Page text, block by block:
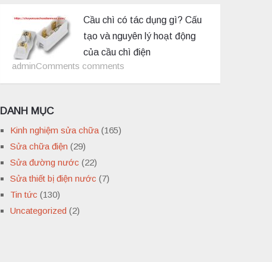
Cầu chì có tác dụng gì? Cấu
tạo và nguyên lý hoạt động
của cầu chì điện
adminComments comments
DANH MỤC
Kinh nghiệm sửa chữa (165)
Sửa chữa điện (29)
Sửa đường nước (22)
Sửa thiết bị điện nước (7)
Tin tức (130)
Uncategorized (2)